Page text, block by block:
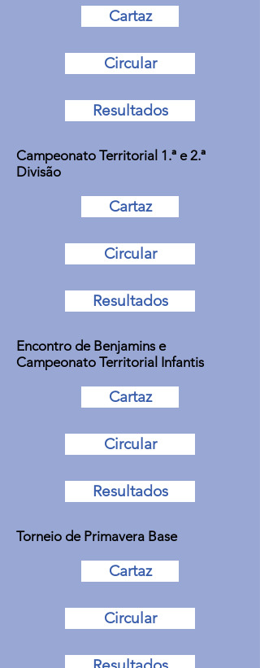
Cartaz
Circular
Resultados
Campeonato Territorial 1.ª e 2.ª
Divisão
Cartaz
Circular
Resultados
Encontro de Benjamins e
Campeonato Territorial Infantis
Cartaz
Circular
Resultados
Torneio de Primavera Base
Cartaz
Circular